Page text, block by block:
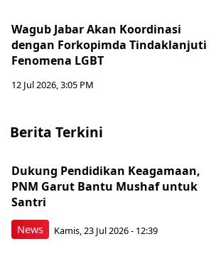
Wagub Jabar Akan Koordinasi
dengan Forkopimda Tindaklanjuti
Fenomena LGBT
12 Jul 2026, 3:05 PM
Berita Terkini
News
Dukung Pendidikan Keagamaan,
PNM Garut Bantu Mushaf untuk
Santri
Kamis, 23 Jul 2026 - 12:39